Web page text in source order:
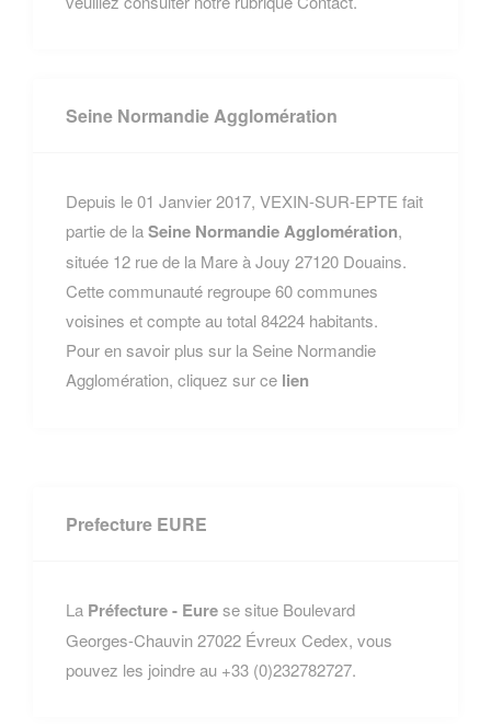
Seine Normandie Agglomération
Depuis le 01 Janvier 2017, VEXIN-SUR-EPTE fait
partie de laSeine Normandie Agglomération,
située 12 rue de la Mare à Jouy 27120 Douains.
Cette communauté regroupe 60 communes
voisines et compte au total 84224 habitants.
Pour en savoir plus sur la Seine Normandie
Agglomération, cliquez sur ce lien
Prefecture EURE
La Préfecture - Eurese situe Boulevard
Georges-Chauvin 27022 Évreux Cedex, vous
pouvez les joindre au +33 (0)232782727.